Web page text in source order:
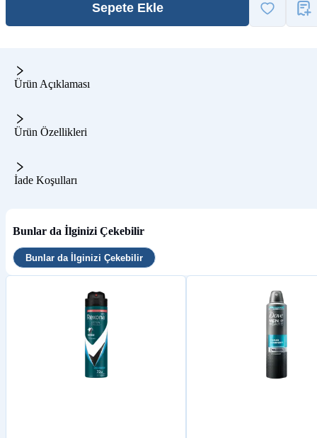
Sepete Ekle
Ürün Açıklaması
Ürün Özellikleri
İade Koşulları
Bunlar da İlginizi Çekebilir
Bunlar da İlginizi Çekebilir